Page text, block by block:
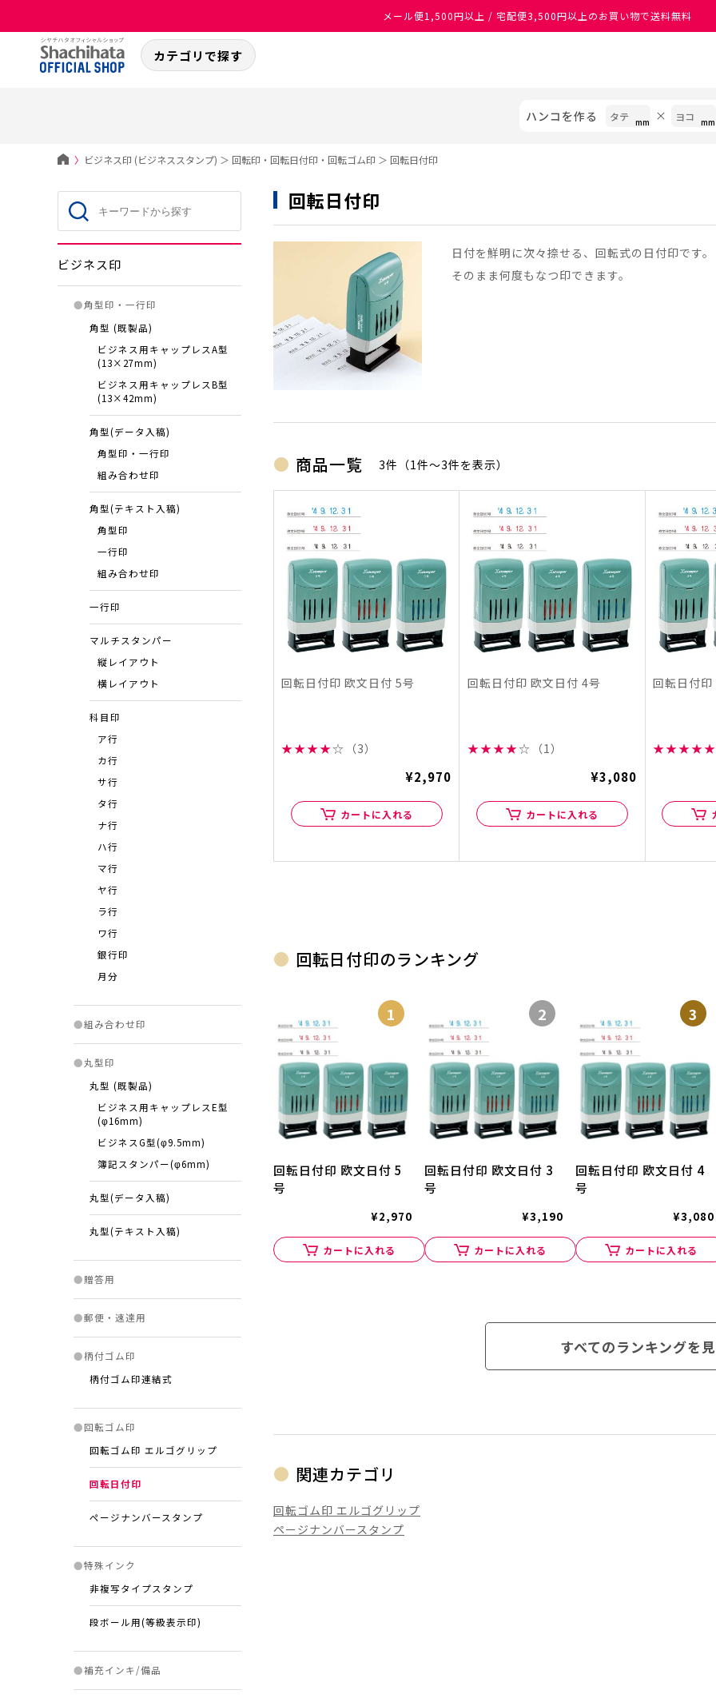
メール便1,500円以上 / 宅配便3,500円以上のお買い物で送料無料
カテゴリで探す
ハンコを作る
〉 ビジネス印 (ビジネススタンプ) ＞ 回転印・回転日付印・回転ゴム印 ＞ 回転日付印
ビジネス印
●角型印・一行印
角型 (既製品)
ビジネス用キャップレスA型
(13×27mm)
ビジネス用キャップレスB型
(13×42mm)
角型(データ入稿)
角型印・一行印
組み合わせ印
角型(テキスト入稿)
角型印
一行印
組み合わせ印
一行印
マルチスタンパー
縦レイアウト
横レイアウト
科目印
ア行
カ行
サ行
タ行
ナ行
ハ行
マ行
ヤ行
ラ行
ワ行
銀行印
月分
●組み合わせ印
●丸型印
丸型 (既製品)
ビジネス用キャップレスE型
(φ16mm)
ビジネスG型(φ9.5mm)
簿記スタンパー(φ6mm)
丸型(データ入稿)
丸型(テキスト入稿)
●贈答用
●郵便・速達用
●柄付ゴム印
柄付ゴム印連結式
●回転ゴム印
回転ゴム印 エルゴグリップ
回転日付印
ページナンバースタンプ
●特殊インク
非複写タイプスタンプ
段ボール用(等級表示印)
●補充インキ/備品
回転日付印
日付を鮮明に次々捺せる、回転式の日付印です
そのまま何度もなつ印できます。
商品一覧 3件（1件〜3件を表示）
回転日付印 欧文日付 5号
★★★★☆ （3）
¥2,970
カートに入れる
回転日付印 欧文日付 4号
★★★★☆ （1）
¥3,080
カートに入れる
回転日付
★★★★★
回転日付印のランキング
1
回転日付印 欧文日付 5
号
¥2,970
カートに入れる
2
回転日付印 欧文日付 3
号
¥3,190
カートに入れる
3
回転日付印 欧文日付 4
号
¥3,080
カートに入れる
すべてのランキングを
関連カテゴリ
回転ゴム印 エルゴグリップ
ページナンバースタンプ